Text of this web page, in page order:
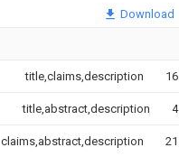
Download
title,claims,description 16
title,abstract,description 4
claims,abstract,description 21